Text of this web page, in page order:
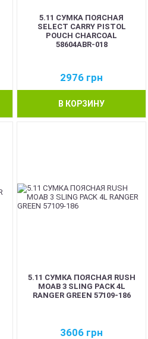
5.11 СУМКА ПОЯСНАЯ
SELECT CARRY PISTOL
POUCH CHARCOAL
58604ABR-018
2976 грн
В КОРЗИНУ
5.11 СУМКА ПОЯСНАЯ RUSH
MOAB 3 SLING PACK 4L
RANGER GREEN 57109-186
3606 грн